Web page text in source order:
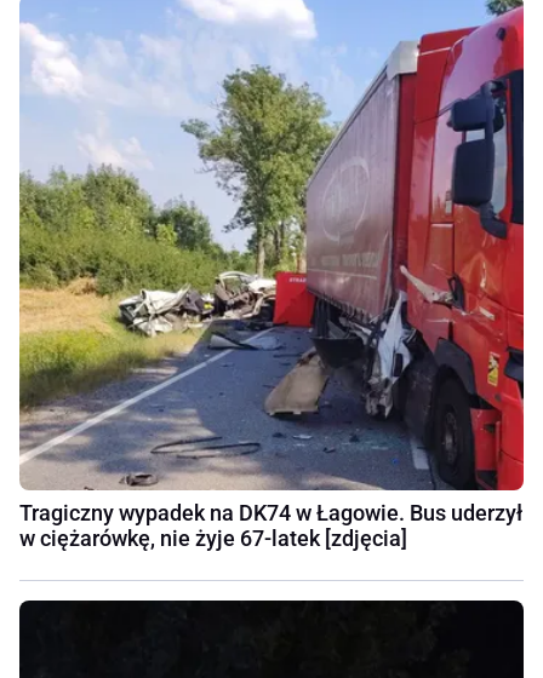
Tragiczny wypadek na DK74 w Łagowie. Bus uderzył
w ciężarówkę, nie żyje 67-latek [zdjęcia]